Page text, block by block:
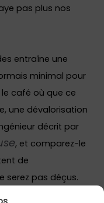
pas plus nos
entraîne une
minimal pour
café où que ce
une dévalorisation
décrit par
, et comparez-le
de
serez pas déçus.